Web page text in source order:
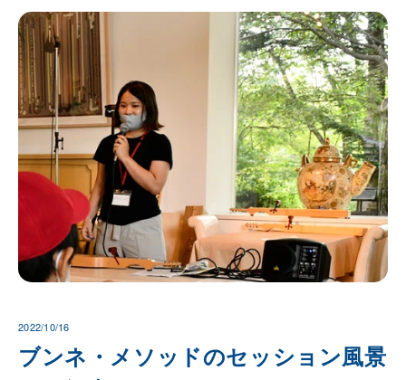
2022/10/16
ブンネ・メソッドのセッション風景